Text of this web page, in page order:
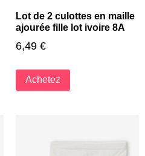
Lot de 2 culottes en maille
ajourée fille lot ivoire 8A
6,49 €
Achetez